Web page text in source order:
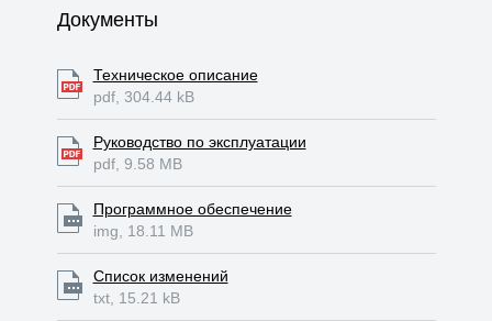
Документы
Техническое описание
pdf, 304.44 kB
Руководство по эксплуатации
pdf, 9.58 MB
Программное обеспечение
img, 18.11 MB
Список изменений
txt, 15.21 kB